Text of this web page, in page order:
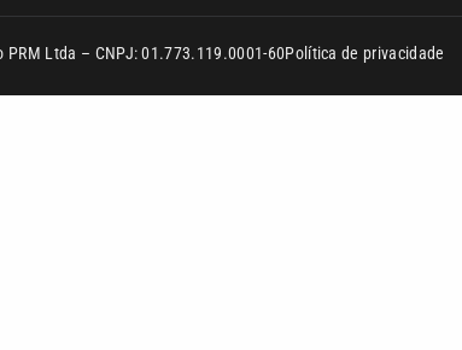
Ltda – CNPJ: 01.773.119.0001-60Política de privacidade